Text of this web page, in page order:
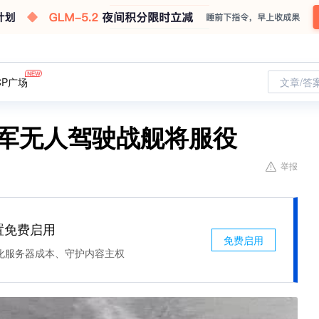
广场 文章/答
无人驾驶战舰将服役
举报
费启用
服务器成本、守护内容主权
免费启用